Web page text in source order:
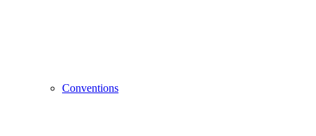
Conventions